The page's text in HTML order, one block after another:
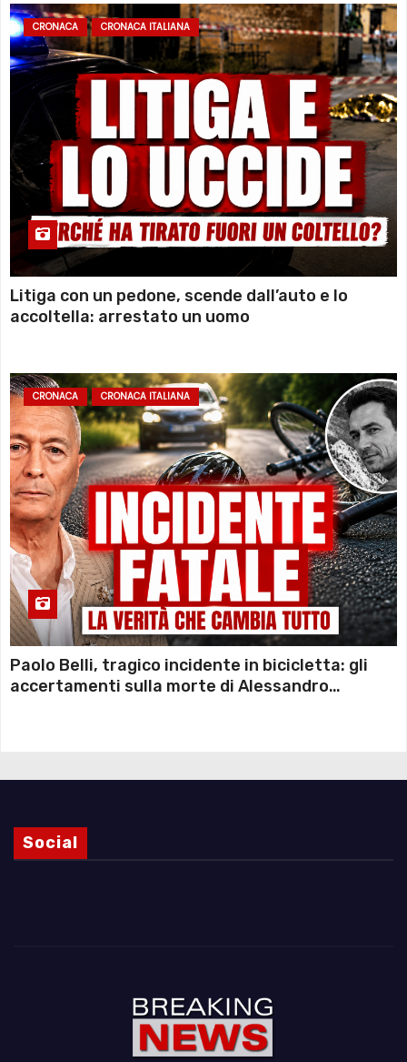
CRONACA CRONACA ITALIANA
Litiga con un pedone, scende dall’auto e lo
accoltella: arrestato un uomo
CRONACA CRONACA ITALIANA
Paolo Belli, tragico incidente in bicicletta: gli
accertamenti sulla morte di Alessandro
Social